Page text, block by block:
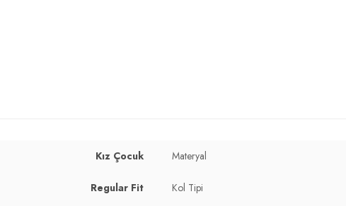
Kız Çocuk Materyal
Regular Fit Kol Tipi